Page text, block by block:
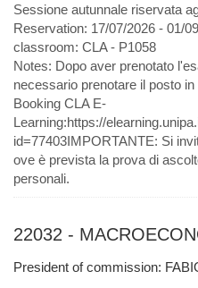
Sessione autunnale riservata
Reservation: 17/07/2026 - 01/
classroom: CLA - P1058
Notes: Dopo aver prenotato
necessario prenotare il posto
Booking CLA E-
Learning:https://
id=77403IMPORTANTE: Si
ove è prevista la prova di
personali.
22032 -
President of commission: